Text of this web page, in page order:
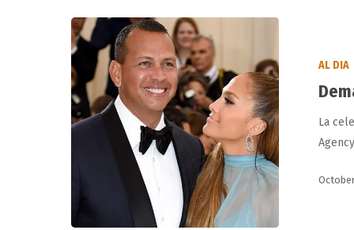
Hit enter to search or ESC to close
JenniferAL DIA
La